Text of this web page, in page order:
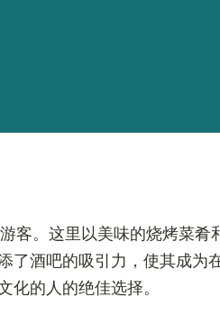
客。这里以美味的烧烤菜肴
了酒吧的吸引力，使其成为
的人的绝佳选择。